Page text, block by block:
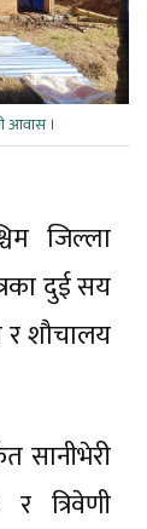
आवास ।
जिल्ला
दुई सय
र शौचालय
सानीभेरी
त्रिवेणी